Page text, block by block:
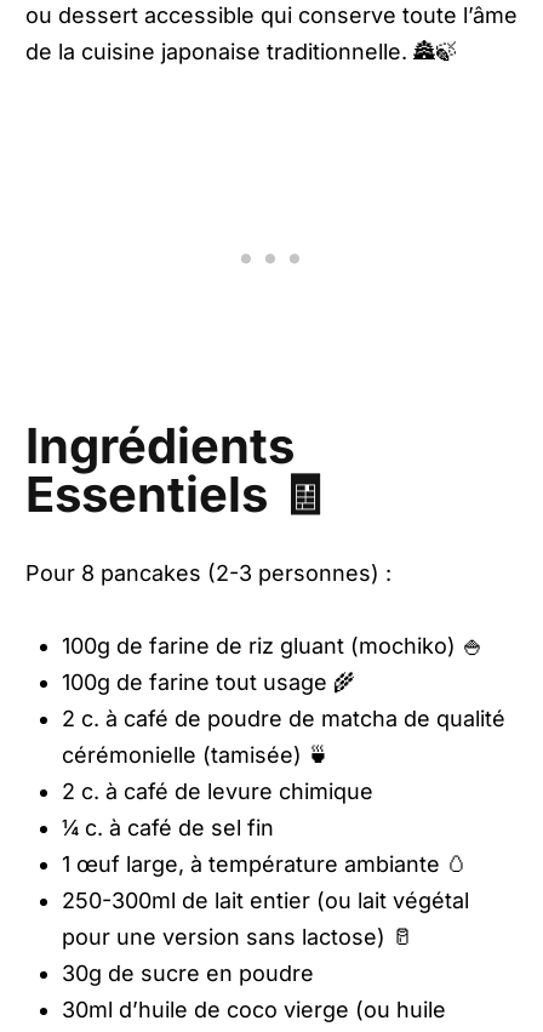
ou dessert accessible qui conserve toute l’âme
de la cuisine japonaise traditionnelle. 🏯🍃
Ingrédients
Essentiels 🧾
Pour 8 pancakes (2-3 personnes) :
100g de farine de riz gluant (mochiko) 🍚
100g de farine tout usage 🌾
2 c. à café de poudre de matcha de qualité
cérémonielle (tamisée) 🍵
2 c. à café de levure chimique
¼ c. à café de sel fin
1 œuf large, à température ambiante 🥚
250-300ml de lait entier (ou lait végétal
pour une version sans lactose) 🥛
30g de sucre en poudre
30ml d’huile de coco vierge (ou huile